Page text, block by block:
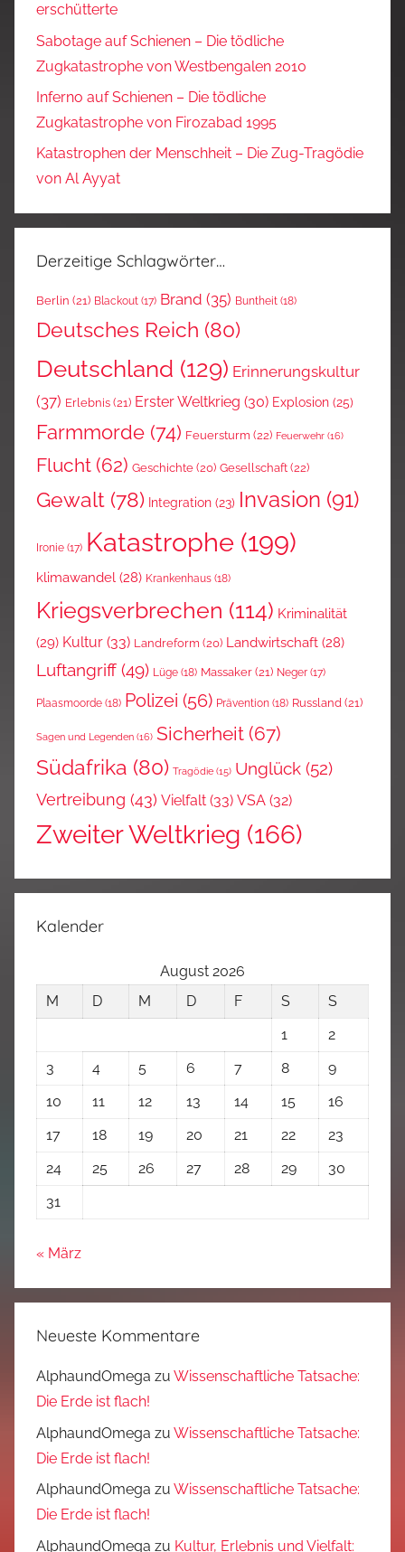
erschütterte
Sabotage auf Schienen – Die tödliche
Zugkatastrophe von Westbengalen 2010
Inferno auf Schienen – Die tödliche
Zugkatastrophe von Firozabad 1995
Katastrophen der Menschheit – Die Zug-Tragödie
von Al Ayyat
Derzeitige Schlagwörter…
Berlin (21) Blackout (17) Brand (35) Buntheit (18)
Deutsches Reich (80)
Deutschland (129) Erinnerungskultur
(37) Erlebnis (21) Erster Weltkrieg (30) Explosion (25)
Farmmorde (74) Feuersturm (22) Feuerwehr (16)
Flucht (62) Geschichte (20) Gesellschaft(22)
Gewalt (78) Integration (23) Invasion (91)
Ironie (17) Katastrophe (199)
klimawandel (28) Krankenhaus (18)
Kriegsverbrechen (114) Kriminalität
(29) Kultur (33) Landreform (20) Landwirtschaft (28)
Luftangriff (49) Lüge (18) Massaker (21) Neger (17)
Plaasmoorde (18) Polizei (56) Prävention (18) Russland (21)
Sagen und Legenden (16) Sicherheit (67)
Südafrika (80) Tragödie (15) Unglück (52)
Vertreibung (43) Vielfalt (33) VSA (32)
Zweiter Weltkrieg (166)
Kalender
August 2026
M
D M D F S
S
1
2
3
4 5 6 7 8
9
10
11 12 13 14 15
16
17
18 19 20 21 22
23
24
25 26 27 28 29
30
31
« März
Neueste Kommentare
AlphaundOmega zu Wissenschaftliche Tatsache:
Die Erde ist flach!
AlphaundOmega zu Wissenschaftliche Tatsache:
Die Erde ist flach!
AlphaundOmega zu Wissenschaftliche Tatsache:
Die Erde ist flach!
AlphaundOmega zu Kultur, Erlebnis und Vielfalt: